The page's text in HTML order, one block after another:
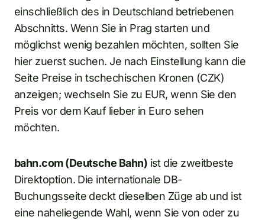
einschließlich des in Deutschland betriebenen
Abschnitts. Wenn Sie in Prag starten und
möglichst wenig bezahlen möchten, sollten Sie
hier zuerst suchen. Je nach Einstellung kann die
Seite Preise in tschechischen Kronen (CZK)
anzeigen; wechseln Sie zu EUR, wenn Sie den
Preis vor dem Kauf lieber in Euro sehen
möchten.
bahn.com (Deutsche Bahn) ist die zweitbeste
Direktoption. Die internationale DB-
Buchungsseite deckt dieselben Züge ab und ist
eine naheliegende Wahl, wenn Sie von oder zu